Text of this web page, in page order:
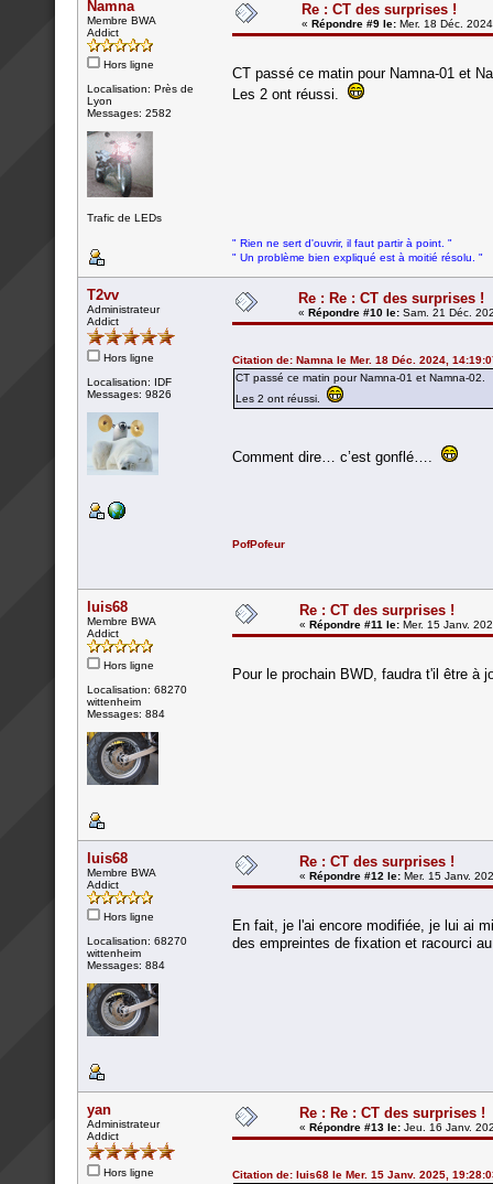
Namna
Membre BWA
Addict
Hors ligne
Localisation: Près de
Lyon
Messages: 2582
Trafic de LEDs
Re : CT des surprises !
« Répondre #9 le: Mer. 18 Déc.
CT passé ce matin pour Namna-01 et
Les 2 ont réussi.
" Rien ne sert d'ouvrir, il faut partir à point. "
" Un problème bien expliqué est à moitié résolu. "
T2vv
Administrateur
Addict
Hors ligne
Localisation: IDF
Messages: 9826
Re : Re : CT des surprises !
« Répondre #10 le: Sam. 21 Déc.
Citation de: Namna le Mer. 18 Déc. 2024,
CT passé ce matin pour Namna-01 et Namna-02.
Les 2 ont réussi.
Comment dire… c’est gonflé….
PofPofeur
luis68
Membre BWA
Addict
Hors ligne
Localisation: 68270
wittenheim
Messages: 884
Re : CT des surprises !
« Répondre #11 le: Mer. 15 Janv.
Pour le prochain BWD, faudra t'il être à
luis68
Membre BWA
Addict
Hors ligne
Localisation: 68270
wittenheim
Messages: 884
Re : CT des surprises !
« Répondre #12 le: Mer. 15 Janv.
En fait, je l'ai encore modifiée, je lui ai
des empreintes de fixation et racourci
yan
Administrateur
Addict
Hors ligne
Re : Re : CT des surprises !
« Répondre #13 le: Jeu. 16 Janv.
Citation de: luis68 le Mer. 15 Janv. 2025,